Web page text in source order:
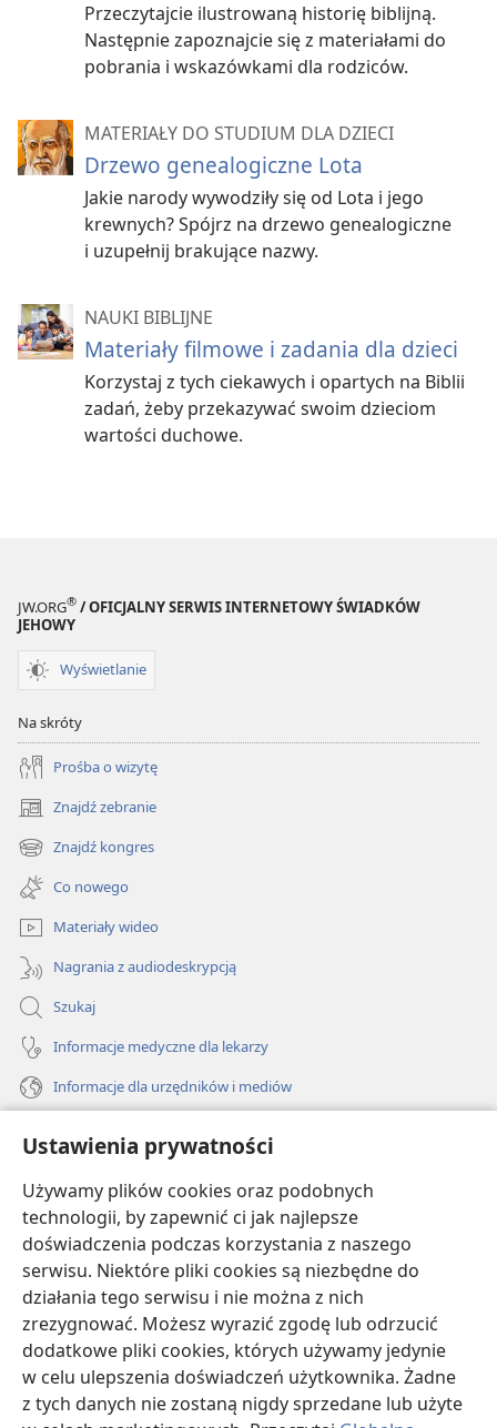
Ustawienia prywatności
Używamy plików cookies oraz podobnych
technologii, by zapewnić ci jak najlepsze
doświadczenia podczas korzystania z naszego
serwisu. Niektóre pliki cookies są niezbędne do
działania tego serwisu i nie można z nich
zrezygnować. Możesz wyrazić zgodę lub odrzucić
dodatkowe pliki cookies, których używamy jedynie
w celu ulepszenia doświadczeń użytkownika. Żadne
z tych danych nie zostaną nigdy sprzedane lub użyte
Przeczytajcie ilustrowaną historię biblijną.
Następnie zapoznajcie się z materiałami do
pobrania i wskazówkami dla rodziców.
MATERIAŁY DO STUDIUM DLA DZIECI
Drzewo genealogiczne Lota
Jakie narody wywodziły się od Lota i jego
krewnych? Spójrz na drzewo genealogiczne
i uzupełnij brakujące nazwy.
NAUKI BIBLIJNE
Materiały filmowe i zadania dla dzieci
Korzystaj z tych ciekawych i opartych na Biblii
zadań, żeby przekazywać swoim dzieciom
wartości duchowe.
JW.ORG® / OFICJALNY SERWIS INTERNETOWY ŚWIADKÓW
JEHOWY
Wyświetlanie
Na skróty
Prośba o wizytę
Znajdź zebranie
(opens
new
window)
Znajdź kongres
(opens
new
window)
Co nowego
Materiały wideo
Nagrania z audiodeskrypcją
Szukaj
Informacje medyczne dla lekarzy
Informacje dla urzędników i mediów
Darowizny
(opens
new
window)BIBLIOTEKA INTERNETOWA Strażnicy
(opens
new
window)JW Hub
(opens
new
window)JW Library
Watchtower Library